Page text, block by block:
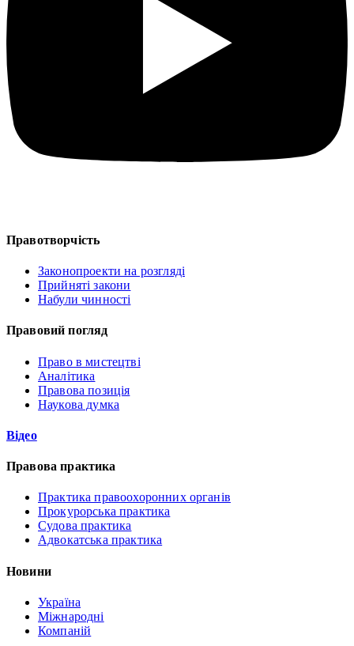
Правотворчість
Законопроекти на розгляді
Прийняті закони
Набули чинності
Правовий погляд
Право в мистецтві
Аналітика
Правова позиція
Наукова думка
Відео
Правова практика
Практика правоохоронних органів
Прокурорська практика
Судова практика
Адвокатська практика
Новини
Україна
Міжнародні
Компаній